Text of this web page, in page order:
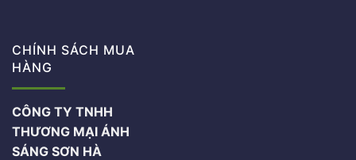
CHÍNH SÁCH MUA
HÀNG
CÔNG TY TNHH
THƯƠNG MẠI ÁNH
SÁNG SƠN HÀ